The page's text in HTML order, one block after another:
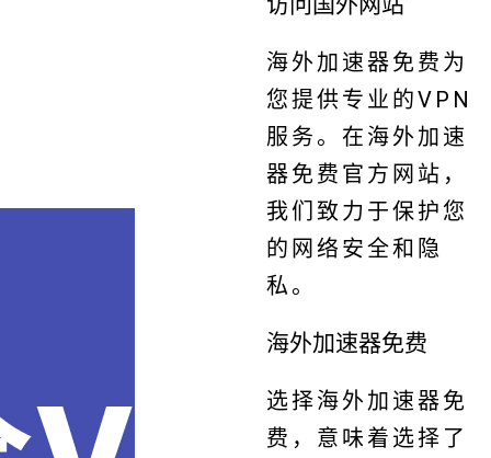
海外加速器免费为
您提供专业的VPN
服务。在海外加速
器免费官方网站，
我们致力于保护您
的网络安全和隐
私。
海外加速器免费
选择海外加速器免
费，意味着选择了